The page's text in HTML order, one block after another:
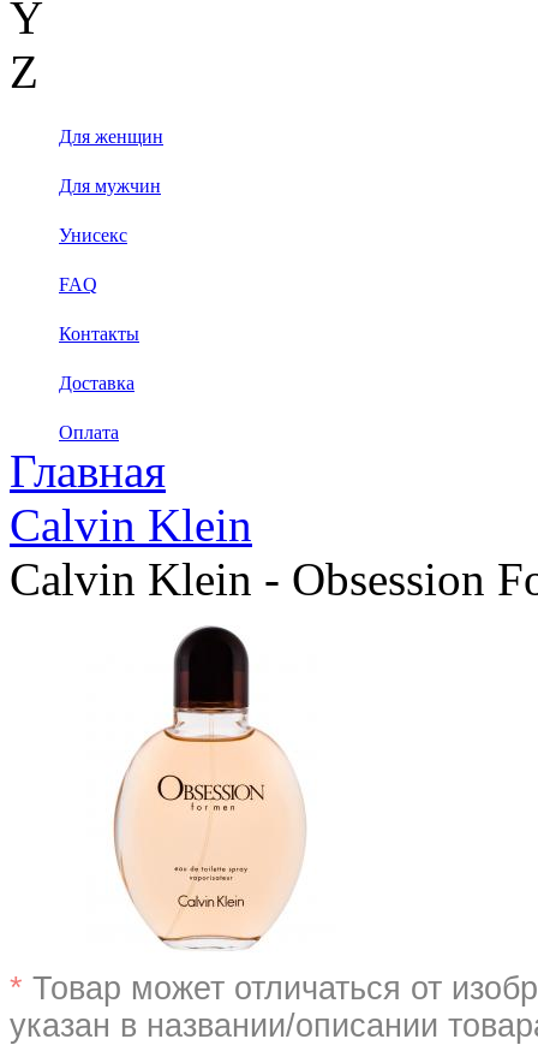
Y
Z
Для женщин
Для мужчин
Унисекс
FAQ
Контакты
Доставка
Оплата
Главная
Calvin Klein
Calvin Klein - Obsession
* Товар может отличаться от
указан в названии/описании